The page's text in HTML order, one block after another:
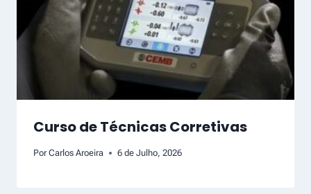
Curso de Técnicas Corretivas
Por Carlos Aroeira 6 de Julho, 2026